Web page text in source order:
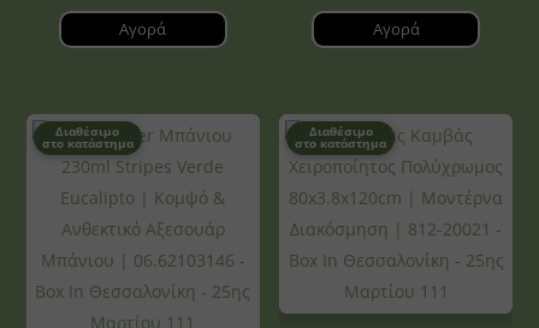
Αγορά Αγορά
Διαθέσιμο
στο κατάστημα
Διαθέσιμο
στο κατάστημα